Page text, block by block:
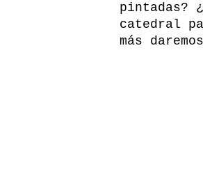
pintadas?
catedral
más